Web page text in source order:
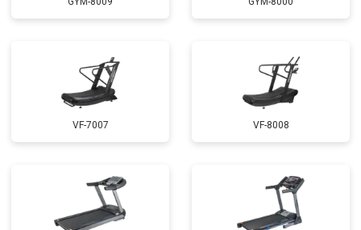
VF-7007 VF-8008